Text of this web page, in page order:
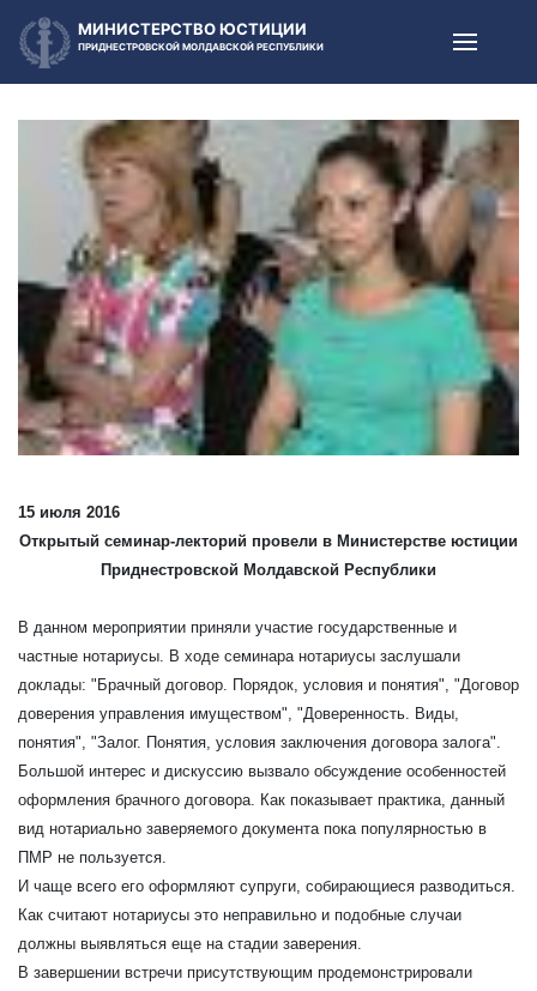
МИНИСТЕРСТВО ЮСТИЦИИ
ПРИДНЕСТРОВСКОЙ МОЛДАВСКОЙ РЕСПУБЛИКИ
15 июля 2016
Открытый семинар-лекторий провели в Министерстве юстиции
Приднестровской Молдавской Республики
В данном мероприятии приняли участие государственные и
частные нотариусы. В ходе семинара нотариусы заслушали
доклады: "Брачный договор. Порядок, условия и понятия", "Договор
доверения управления имуществом", "Доверенность. Виды,
понятия", "Залог. Понятия, условия заключения договора залога".
Большой интерес и дискуссию вызвало обсуждение особенностей
оформления брачного договора. Как показывает практика, данный
вид нотариально заверяемого документа пока популярностью в
ПМР не пользуется.
И чаще всего его оформляют супруги, собирающиеся разводиться.
Как считают нотариусы это неправильно и подобные случаи
должны выявляться еще на стадии заверения.
В завершении встречи присутствующим продемонстрировали